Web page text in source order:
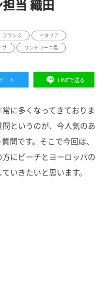
当 織田
フランス
イタリア
ブ
サントリーニ島
ート LINEで送る
に多くなってきておりま
というのが、今人気のあ
問です。そこで今回は、
にビーチとヨーロッパの
いきたいと思います。